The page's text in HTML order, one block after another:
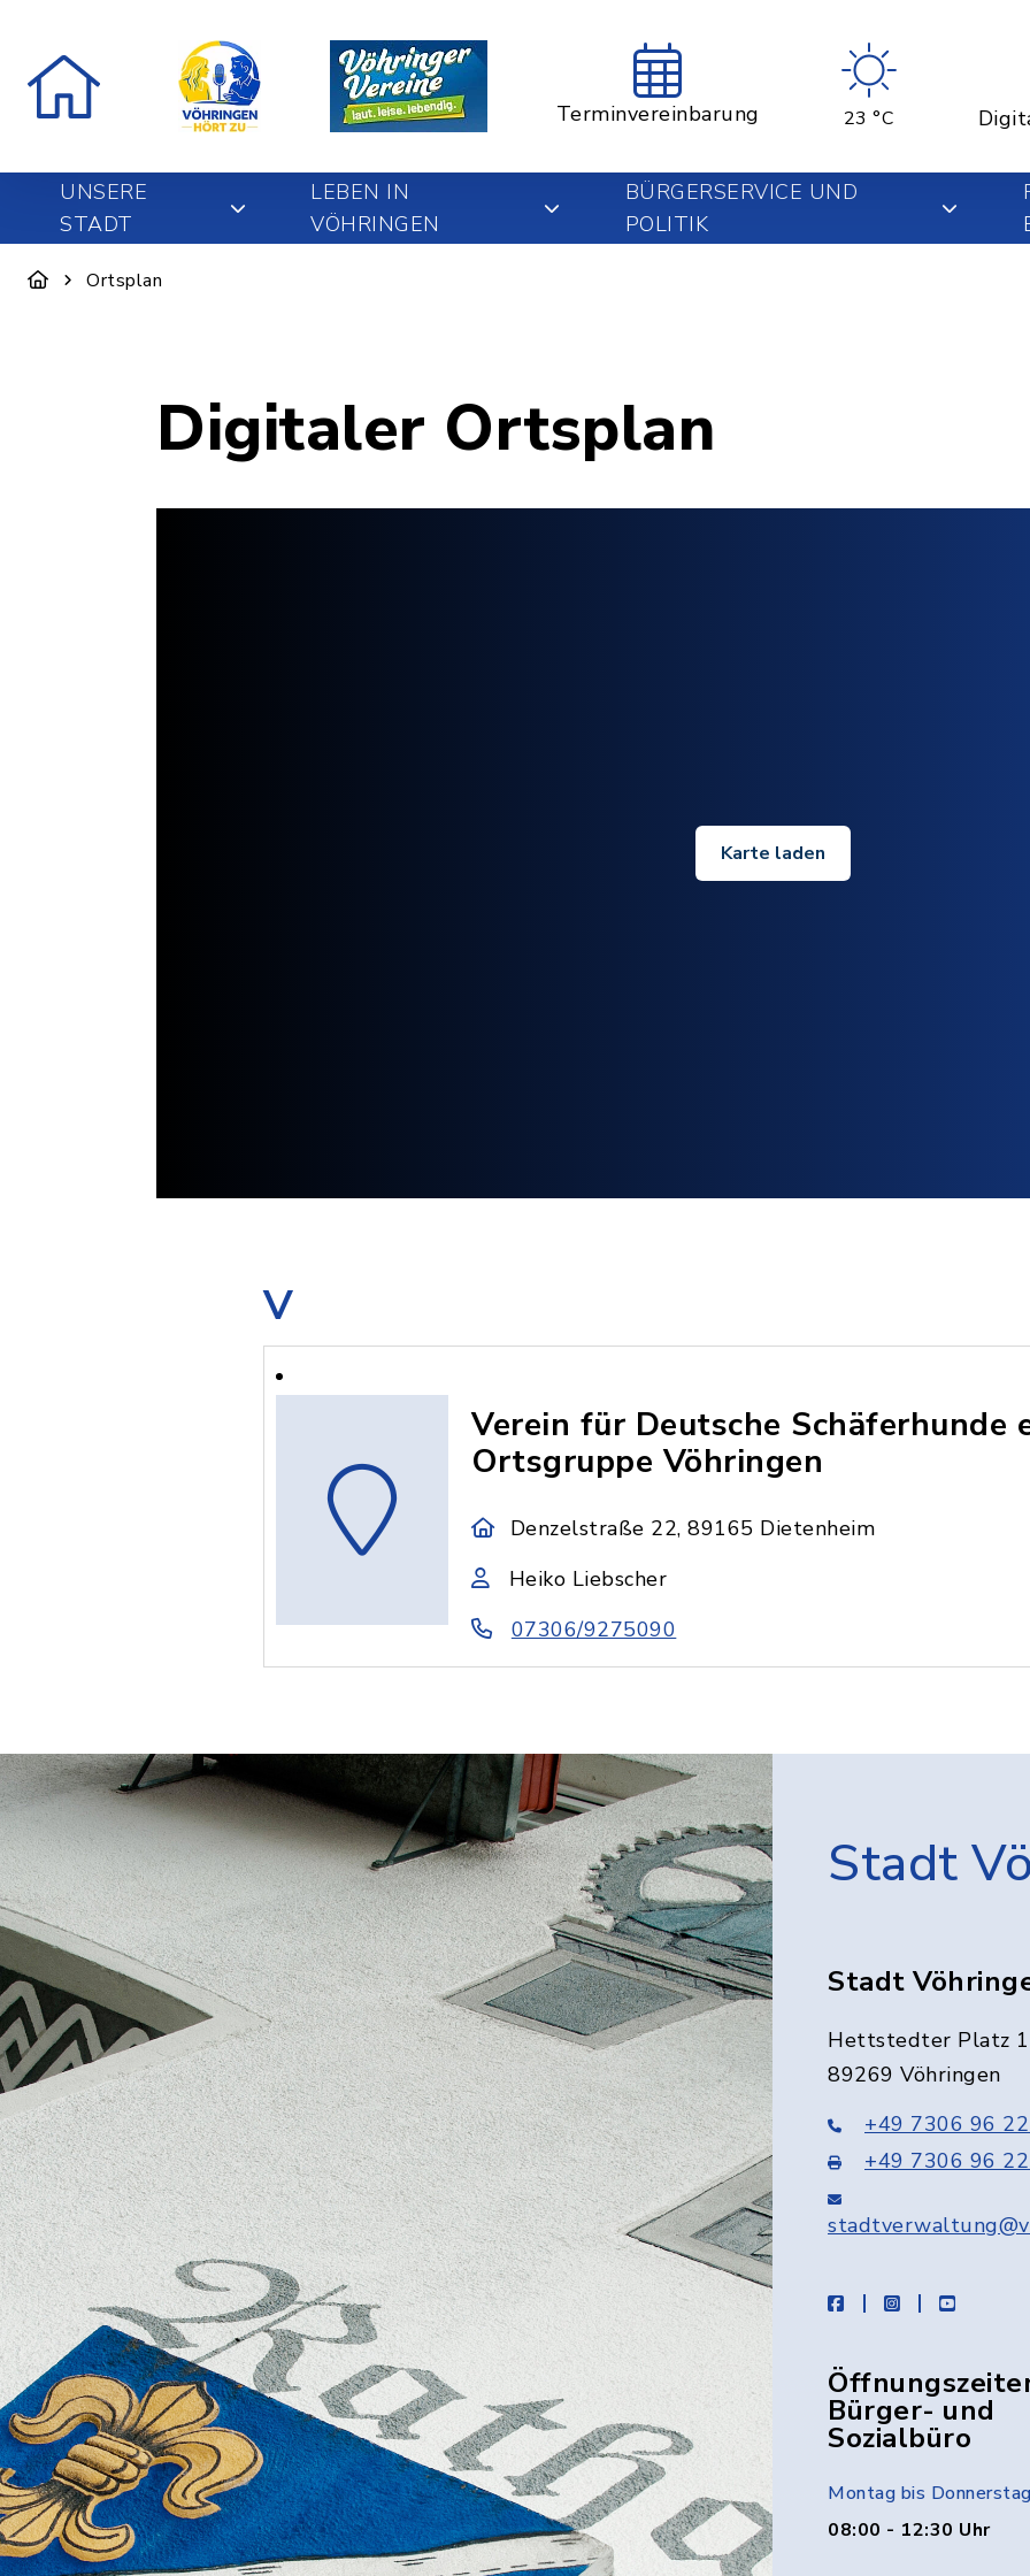
Terminvereinbarung 23 °C
UNSERE
STADT
LEBEN IN
VÖHRINGEN
BÜRGERSERVICE UND
POLITIK
Ortsplan
Digitaler Ortsplan
Karte laden
V
Verein für Deutsche Schäferhunde
Ortsgruppe Vöhringen
Denzelstraße 22, 89165 Dietenheim
Heiko Liebscher
07306/9275090
Stadt
Stadt
Hettstedter Platz 1
89269 Vöhringen
+49 7306 96
+49 7306 96
facebookinstagramyoutube
Bürger- und
Sozialbüro
Montag bis
08:00 - 12:30 Uhr